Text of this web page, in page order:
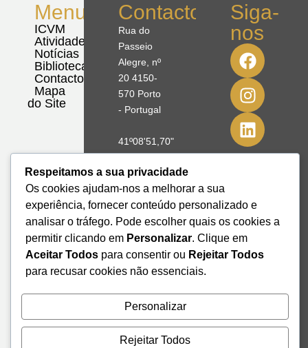
Menu
ICVM
Atividades
Notícias
Biblioteca
Contactos
Mapa
do Site
Contactos
Rua do
Passeio
Alegre, nº
20 4150-
570 Porto
- Portugal
41º08'51,70"
N
8º39'41,76"
W
+351 228
328 115
geral@institutodemobilidade.org
Subscreva
a
Send
Siga-
nos
Respeitamos a sua privacidade
Os cookies ajudam-nos a melhorar a sua
experiência, fornecer conteúdo personalizado e
analisar o tráfego. Pode escolher quais os cookies a
permitir clicando em Personalizar. Clique em
Aceitar Todos para consentir ou Rejeitar Todos
para recusar cookies não essenciais.
Personalizar
Rejeitar Todos